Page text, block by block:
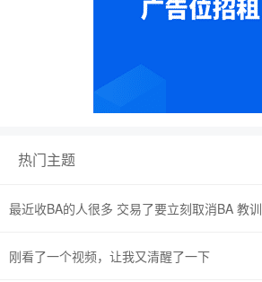
热门主题
最近收BA的人很多 交易了要立刻取消BA 教训
刚看了一个视频，让我又清醒了一下